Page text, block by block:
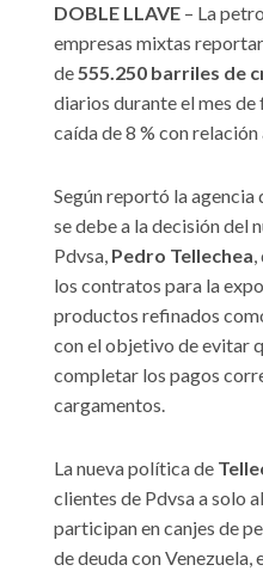
DOBLE LLAVE – La
empresas mixtas
de555.250 barriles de
diarios durante el mes
caída de 8 % con relación
Según reportó la agencia
se debe a la decisión del
Pdvsa, Pedro Tellechea,
los contratos para la
productos refinados
con el objetivo de evitar
completar los pagos
cargamentos.
La nueva política de
clientes de Pdvsa a solo
participan en canjes de
de deuda con Venezuela,